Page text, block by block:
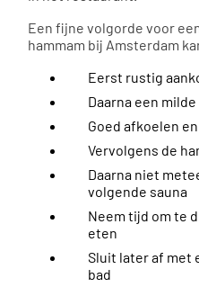
Een fijne volgorde voor
hammam bij Amsterdam
Eerst rustig
Daarna een
Goed afkoelen
Vervolgens de
Daarna niet
volgende sauna
Neem tijd om te
eten
Sluit later af met
bad